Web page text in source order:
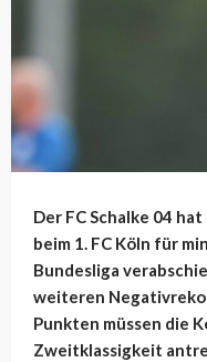
Der FC Schalke 04
beim 1. FC Köln für
Bundesliga
weiteren
Punkten müssen die
Zweitklassigkeit